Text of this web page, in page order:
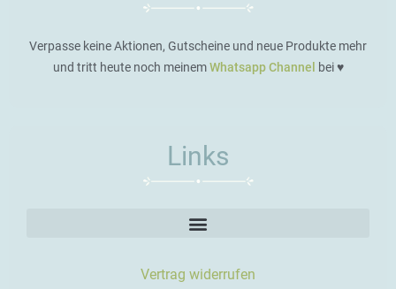
Verpasse keine Aktionen, Gutscheine und neue Produkte mehr
und tritt heute noch meinemWhatsapp Channel bei ♥️
Links
Vertrag widerrufen